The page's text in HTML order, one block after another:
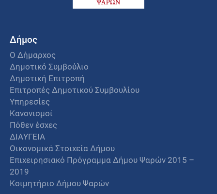
Δήμος
Ο Δήμαρχος
Δημοτικό Συμβούλιο
Δημοτική Επιτροπή
Επιτροπές Δημοτικού Συμβουλίου
Υπηρεσίες
Κανονισμοί
Πόθεν έσχες
ΔΙΑΥΓΕΙΑ
Οικονομικά Στοιχεία Δήμου
Επιχειρησιακό Πρόγραμμα Δήμου Ψαρών 2015 –
2019
Κοιμητήριο Δήμου Ψαρών